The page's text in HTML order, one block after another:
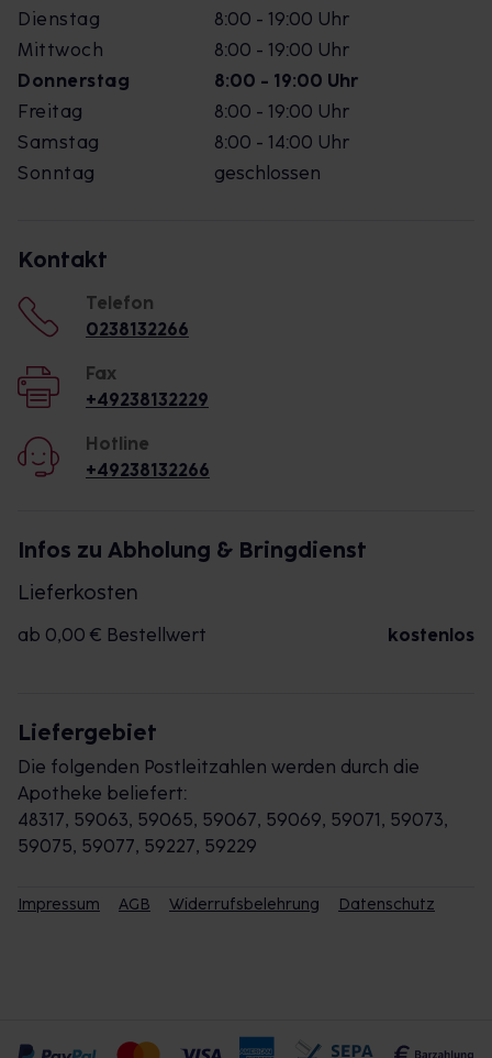
Dienstag
8:00 - 19:00 Uhr
Mittwoch
8:00 - 19:00 Uhr
Donnerstag
8:00 - 19:00 Uhr
Freitag
8:00 - 19:00 Uhr
Samstag
8:00 - 14:00 Uhr
Sonntag
geschlossen
Kontakt
Telefon
0238132266
Fax
+49238132229
Hotline
+49238132266
Infos zu Abholung & Bringdienst
Lieferkosten
ab 0,00 € Bestellwert kostenlos
Liefergebiet
Die folgenden Postleitzahlen werden durch die
Apotheke beliefert:
48317, 59063, 59065, 59067, 59069, 59071, 59073,
59075, 59077, 59227, 59229
Impressum AGB Widerrufsbelehrung Datenschutz